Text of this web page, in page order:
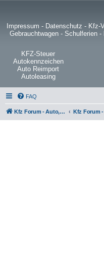
Impressum - Datenschutz - Kfz-
Gebrauchtwagen- Schulferien-
KFZ-Steuer
Autokennzeichen
Auto Reimport
Autoleasing
FAQ
Kfz Forum - Auto, Motorrad und LKW